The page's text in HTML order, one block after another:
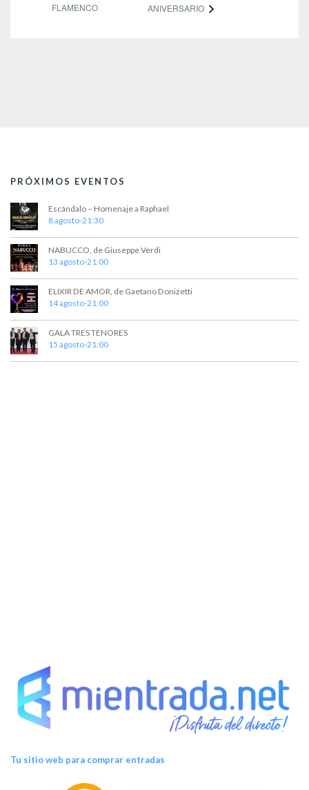
FLAMENCO
ANIVERSARIO
PRÓXIMOS EVENTOS
Escándalo – Homenaje a Raphael
8 agosto-21:30
NABUCCO, de Giuseppe Verdi
13 agosto-21:00
ELIXIR DE AMOR, de Gaetano Donizetti
14 agosto-21:00
GALA TRES TENORES
15 agosto-21:00
Tu sitio web para comprar entradas